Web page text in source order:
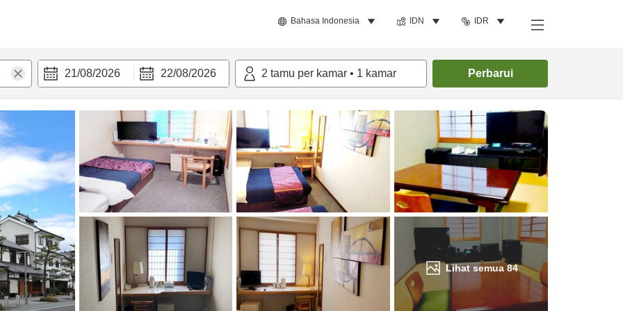
Bahasa Indonesia IDN IDR
21/08/2026 22/08/2026 2 tamu per kamar • 1 kamar Perbarui
Lihat semua84
Cari kamar